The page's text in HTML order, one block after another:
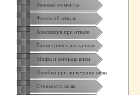
Важные моменты
Факты об отказе
Апелляция при отказе
Биометрические данные
Мифы и легенды визы
Ошибки при получении визы
Стоимость визы